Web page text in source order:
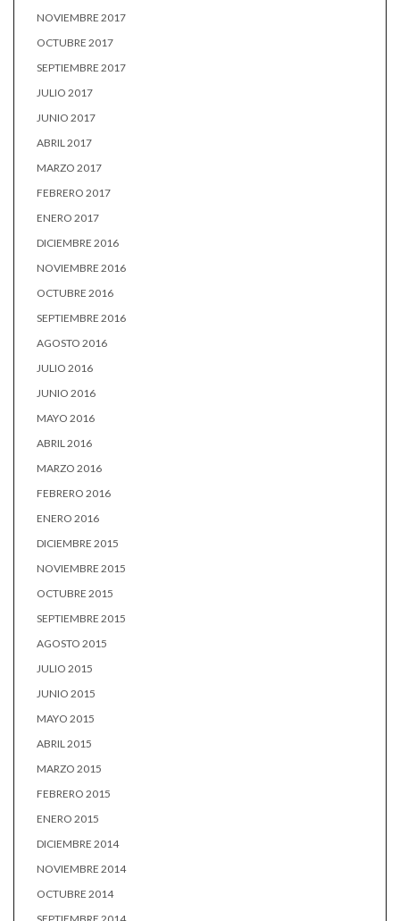
NOVIEMBRE 2017
OCTUBRE 2017
SEPTIEMBRE 2017
JULIO 2017
JUNIO 2017
ABRIL 2017
MARZO 2017
FEBRERO 2017
ENERO 2017
DICIEMBRE 2016
NOVIEMBRE 2016
OCTUBRE 2016
SEPTIEMBRE 2016
AGOSTO 2016
JULIO 2016
JUNIO 2016
MAYO 2016
ABRIL 2016
MARZO 2016
FEBRERO 2016
ENERO 2016
DICIEMBRE 2015
NOVIEMBRE 2015
OCTUBRE 2015
SEPTIEMBRE 2015
AGOSTO 2015
JULIO 2015
JUNIO 2015
MAYO 2015
ABRIL 2015
MARZO 2015
FEBRERO 2015
ENERO 2015
DICIEMBRE 2014
NOVIEMBRE 2014
OCTUBRE 2014